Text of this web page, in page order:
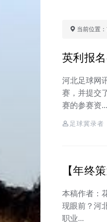
当前位置：
英利报
河北足球网
赛，并提交
赛的参赛资...
足球冀录者
【年终
本稿作者：
现眼前？河
职业...